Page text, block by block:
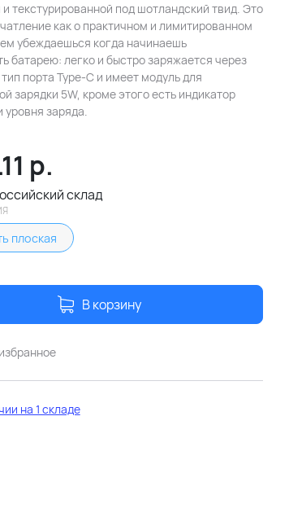
текстурированной под шотландский твид. Это
как о практичном и лимитированном
убеждаешься когда начинаешь
батарею: легко и быстро заряжается через
порта Type-C и имеет модуль для
зарядки 5W, кроме этого есть индикатор
уровня заряда.
р.
склад
плоская
В корзину
на 1 складе